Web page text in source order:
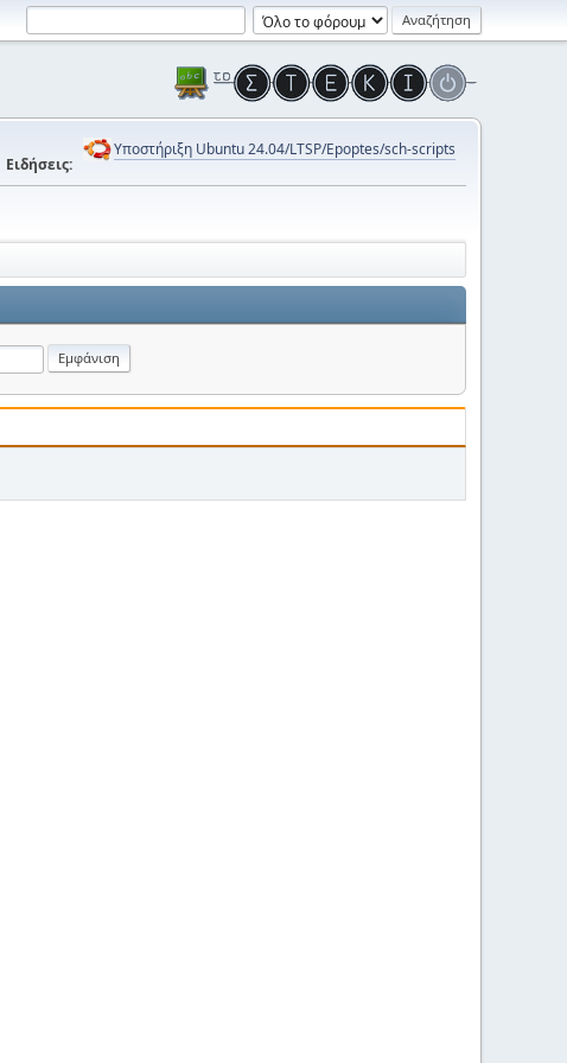
Ειδήσεις:
Υποστήριξη Ubuntu 24.04/LTSP/Epoptes/sch-scripts